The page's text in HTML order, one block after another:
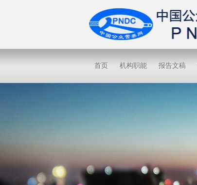
首页 机构职能 报告文稿